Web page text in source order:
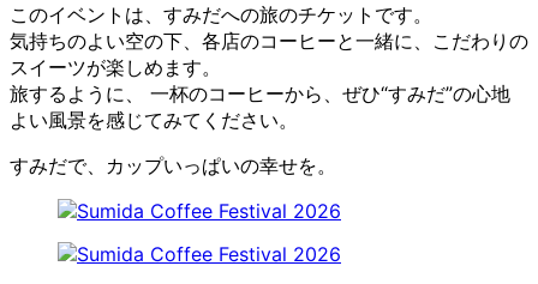
このイベントは、すみだへの旅のチケットです。
気持ちのよい空の下、各店のコーヒーと一緒に、こだわりの
スイーツが楽しめます。
旅するように、 一杯のコーヒーから、ぜひ“すみだ”の心地
よい風景を感じてみてください。
すみだで、カップいっぱいの幸せを。